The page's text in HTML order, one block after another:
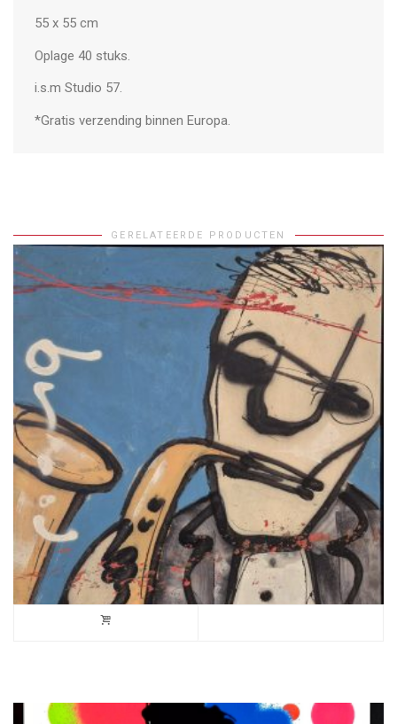
55 x 55 cm
Oplage 40 stuks.
i.s.m Studio 57.
*Gratis verzending binnen Europa.
GERELATEERDE PRODUCTEN